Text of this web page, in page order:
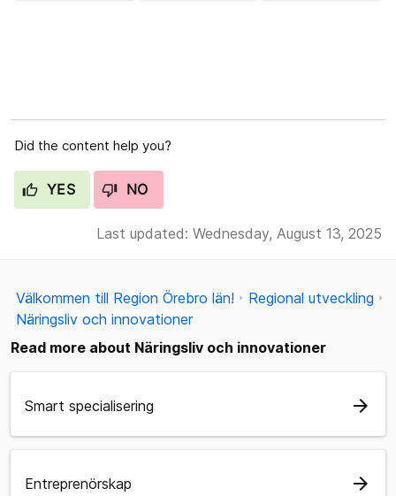
Did the content help you?
YES NO
Last updated: Wednesday, August 13, 2025
Välkommen till Region Örebro län!
Regional utveckling
Näringsliv och innovationer
Read more about Näringsliv och innovationer
Smart specialisering arrow_forward
Entreprenörskap arrow_forward